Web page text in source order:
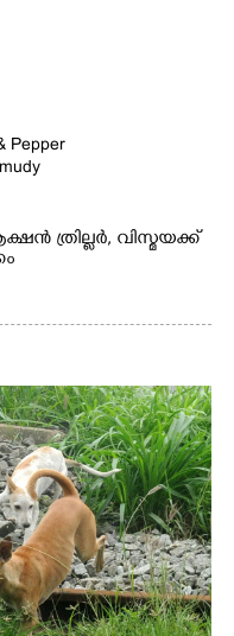
ത്രില്ലർ,​ വിസ്മയക്ക്